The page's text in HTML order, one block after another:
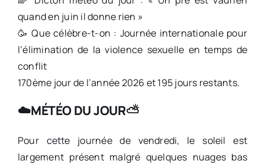
quand en juin il donne rien »
🥳 Que célèbre-t-on : Journée internationale pour
l’élimination de la violence sexuelle en temps de
conflit
170ème jour de l’année 2026 et 195 jours restants.
☁️MÉTÉO DU JOUR⛅️
Pour cette journée de vendredi, le soleil est
largement présent malgré quelques nuages bas